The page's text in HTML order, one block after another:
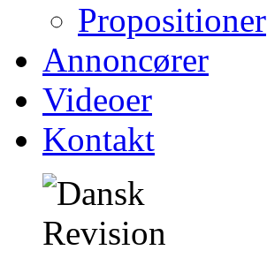
Propositioner
Annoncører
Videoer
Kontakt